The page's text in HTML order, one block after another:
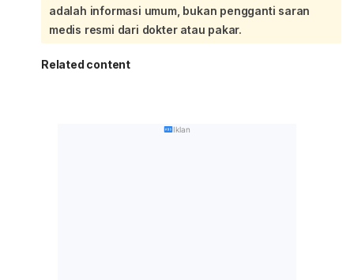
adalah informasi umum, bukan pengganti saran
medis resmi dari dokter atau pakar.
Related content
Iklan